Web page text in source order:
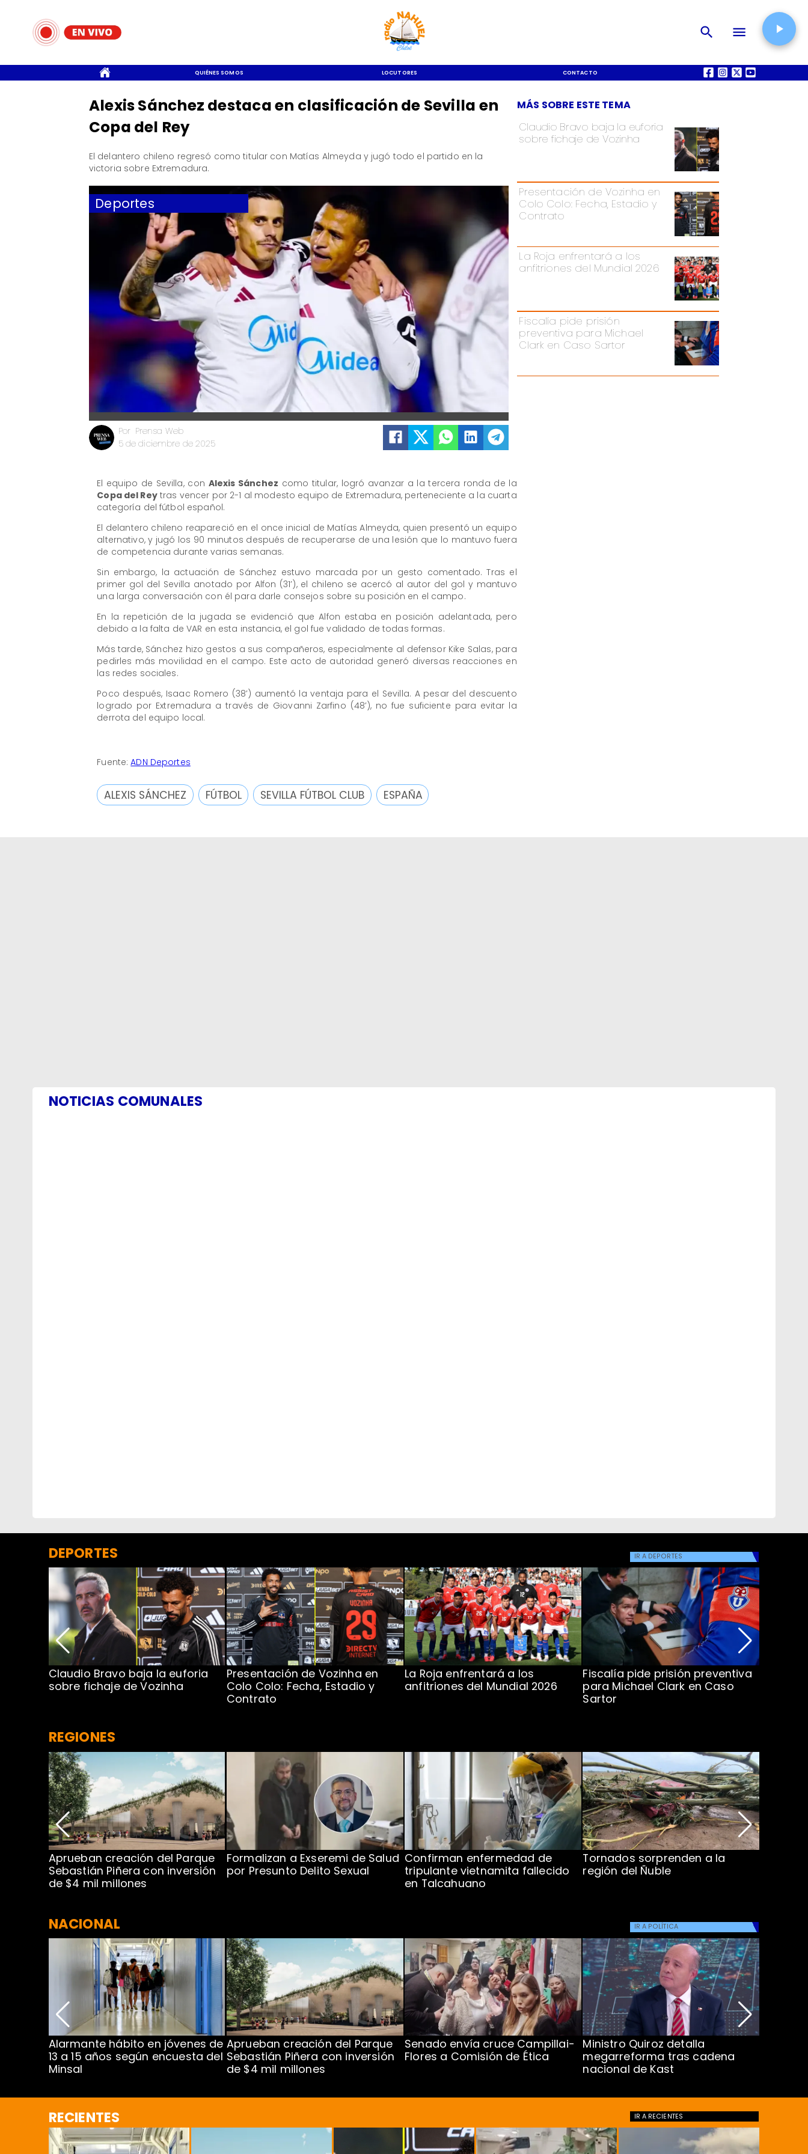
QUIÉNES SOMOS LOCUTORES CONTACTO QUIÉNES SOMOS
Deportes
Prensa Web
Por
5 de diciembre de 2025
Claudio Bravo baja la euforia
sobre fichaje de Vozinha
Presentación de Vozinha en
Colo Colo: Fecha, Estadio y
Contrato
La Roja enfrentará a los
anfitriones del Mundial 2026
Fiscalía pide prisión
preventiva para Michael
Clark en Caso Sartor
MÁS SOBRE ESTE TEMA
Alexis Sánchez destaca en clasificación de Sevilla en
Copa del Rey
El delantero chileno regresó como titular con Matías Almeyda y jugó todo el partido en la
victoria sobre Extremadura.
El equipo de Sevilla, con Alexis Sánchez como titular, logró avanzar a la tercera ronda de la
Copa del Reytras vencer por 2-1 al modesto equipo de Extremadura, perteneciente a la cuarta
categoría del fútbol español.
El delantero chileno reapareció en el once inicial de Matías Almeyda, quien presentó un equipo
alternativo, y jugó los 90 minutos después de recuperarse de una lesión que lo mantuvo fuera
de competencia durante varias semanas.
Sin embargo, la actuación de Sánchez estuvo marcada por un gesto comentado. Tras el
primer gol del Sevilla anotado por Alfon (31′), el chileno se acercó al autor del gol y mantuvo
una larga conversación con él para darle consejos sobre su posición en el campo.
En la repetición de la jugada se evidenció que Alfon estaba en posición adelantada, pero
debido a la falta de VAR en esta instancia, el gol fue validado de todas formas.
Más tarde, Sánchez hizo gestos a sus compañeros, especialmente al defensor Kike Salas, para
pedirles más movilidad en el campo. Este acto de autoridad generó diversas reacciones en
las redes sociales.
Poco después, Isaac Romero (38′) aumentó la ventaja para el Sevilla. A pesar del descuento
logrado por Extremadura a través de Giovanni Zarfino (48′), no fue suficiente para evitar la
derrota del equipo local.
Fuente:ADN Deportes
ALEXIS SÁNCHEZ FÚTBOL SEVILLA FÚTBOL CLUB ESPAÑA
NOTICIAS COMUNALES
DEPORTES IR A DEPORTES
Claudio Bravo baja la euforia
sobre fichaje de Vozinha
Presentación de Vozinha en
Colo Colo: Fecha, Estadio y
Contrato
La Roja enfrentará a los
anfitriones del Mundial 2026
Fiscalía pide prisión preventiva
para Michael Clark en Caso
Sartor
REGIONES
Aprueban creación del Parque
Sebastián Piñera con inversión
de $4 mil millones
Formalizan a Exseremi de Salud
por Presunto Delito Sexual
Confirman enfermedad de
tripulante vietnamita fallecido
en Talcahuano
Tornados sorprenden a la
región del Ñuble
NACIONAL IR A POLÍTICA
Alarmante hábito en jóvenes de
13 a 15 años según encuesta del
Minsal
Aprueban creación del Parque
Sebastián Piñera con inversión
de $4 mil millones
Senado envía cruce Campillai-
Flores a Comisión de Ética
Ministro Quiroz detalla
megarreforma tras cadena
nacional de Kast
RECIENTES IR A RECIENTES